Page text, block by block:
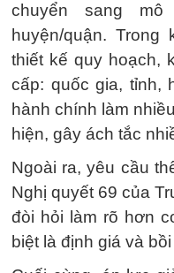
chuyển sang
huyện/quận.
thiết kế quy hoạch,
cấp: quốc gia, tỉnh,
hành chính làm
hiện, gây ách tắc
Ngoài ra, yêu cầu
Nghị quyết 69 của
đòi hỏi làm rõ hơn
biệt là định giá và